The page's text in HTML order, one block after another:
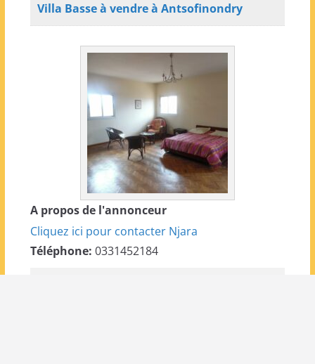
Villa Basse à vendre à Antsofinondry
A propos de l'annonceur
Cliquez ici pour contacter Njara
Téléphone: 0331452184